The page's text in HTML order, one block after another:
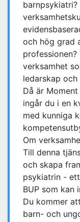
och hög grad
verksamhet
ledarskap
Då är
ingår du i en
med kunniga
Om
Till denna
och skapa
psykiatrin -
BUP som kan
Du kommer
barn- och